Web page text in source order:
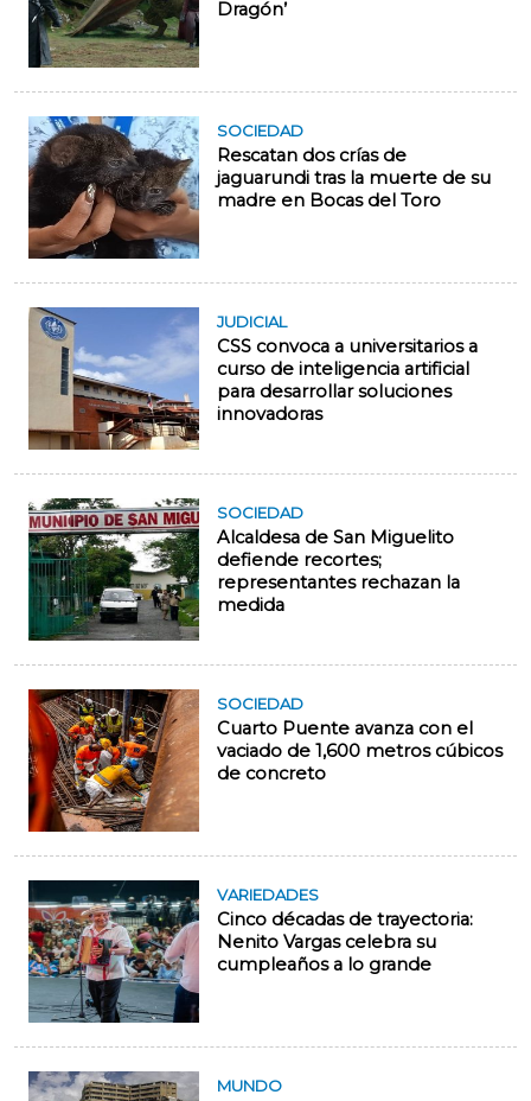
Dragón’
SOCIEDAD
Rescatan dos crías de
jaguarundi tras la muerte de su
madre en Bocas del Toro
JUDICIAL
CSS convoca a universitarios a
curso de inteligencia artificial
para desarrollar soluciones
innovadoras
SOCIEDAD
Alcaldesa de San Miguelito
defiende recortes;
representantes rechazan la
medida
SOCIEDAD
Cuarto Puente avanza con el
vaciado de 1,600 metros cúbicos
de concreto
VARIEDADES
Cinco décadas de trayectoria:
Nenito Vargas celebra su
cumpleaños a lo grande
MUNDO